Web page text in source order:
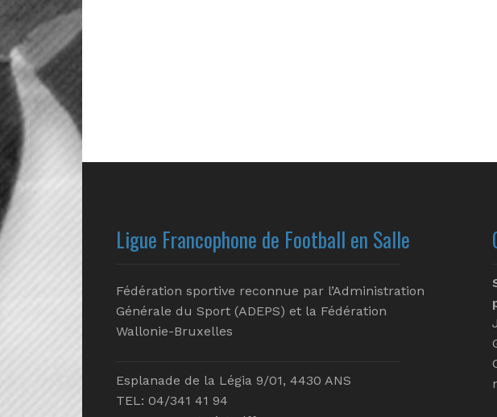
Ligue Francophone de Football en Salle
Fédération sportive reconnue par l’Administration
Générale du Sport (ADEPS) et la Fédération
Wallonie-Bruxelles
Esplanade de la Légia 9/01, 4430 ANS
TEL: 04/341 41 94